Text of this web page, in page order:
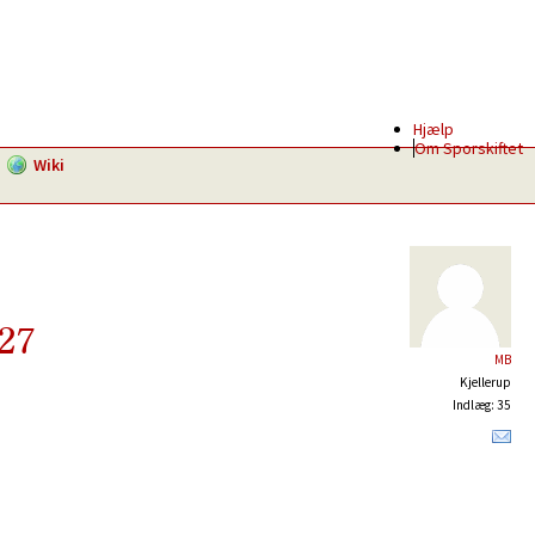
Hjælp
Om Sporskiftet
Wiki
MB
Kjellerup
Indlæg: 35